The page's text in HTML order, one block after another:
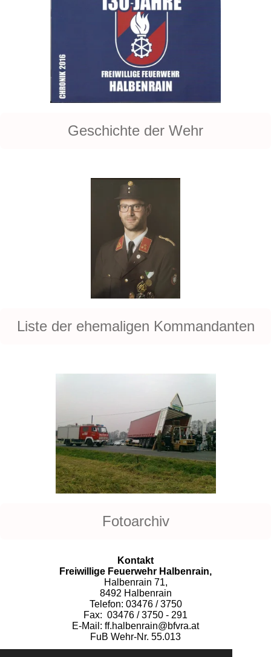
Geschichte der Wehr
Liste der ehemaligen Kommandanten
Fotoarchiv
Kontakt
Freiwillige Feuerwehr Halbenrain,
Halbenrain 71,
8492 Halbenrain
Telefon: 03476 / 3750
Fax: 03476 / 3750 - 291
E-Mail: ff.halbenrain@bfvra.at
FuB Wehr-Nr. 55.013